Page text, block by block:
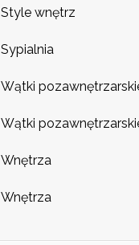
Style wnętrz
Sypialnia
Wątki
Wątki
Wnętrza
Wnętrza